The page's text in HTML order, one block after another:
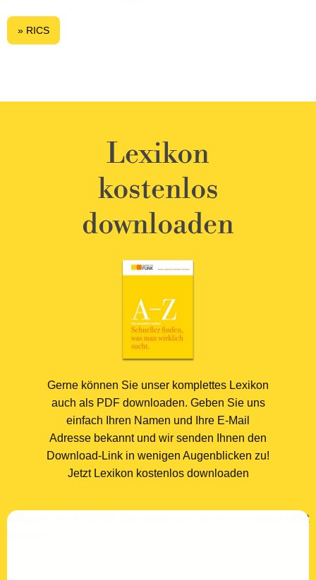
» RICS
Lexikon
kostenlos
downloaden
Gerne können Sie unser komplettes Lexikon
auch als PDF downloaden. Geben Sie uns
einfach Ihren Namen und Ihre E-Mail
Adresse bekannt und wir senden Ihnen den
Download-Link in wenigen Augenblicken zu!
Jetzt Lexikon kostenlos downloaden
Aufgrund Ihrer DSGVO Einstellungen wird dieser Inhalt nicht